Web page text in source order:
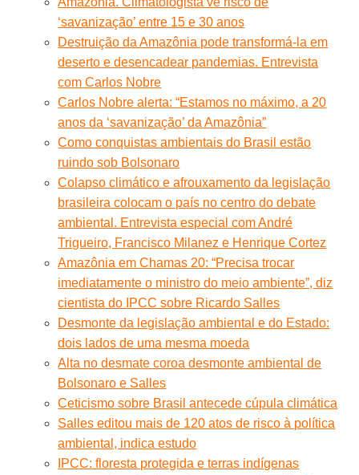
‘savanização’ entre 15 e 30 anos
Destruição da Amazônia pode transformá-la em
deserto e desencadear pandemias. Entrevista
com Carlos Nobre
Carlos Nobre alerta: “Estamos no máximo, a 20
anos da ‘savanização’ da Amazônia”
Como conquistas ambientais do Brasil estão
ruindo sob Bolsonaro
Colapso climático e afrouxamento da legislação
brasileira colocam o país no centro do debate
ambiental. Entrevista especial com André
Trigueiro, Francisco Milanez e Henrique Cortez
Amazônia em Chamas 20: “Precisa trocar
imediatamente o ministro do meio ambiente”, diz
cientista do IPCC sobre Ricardo Salles
Desmonte da legislação ambiental e do Estado:
dois lados de uma mesma moeda
Alta no desmate coroa desmonte ambiental de
Bolsonaro e Salles
Ceticismo sobre Brasil antecede cúpula climática
Salles editou mais de 120 atos de risco à política
ambiental, indica estudo
IPCC: floresta protegida e terras indígenas